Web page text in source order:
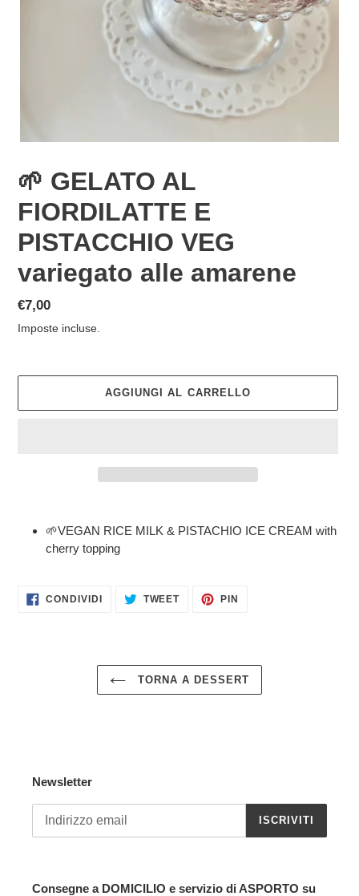
🌱 GELATO AL
FIORDILATTE E
PISTACCHIO VEG
variegato alle amarene
Prezzo
di
€7,00
Imposte incluse.
AGGIUNGI AL CARRELLO
prodotto
🌱VEGAN RICE MILK & PISTACHIO ICE CREAM with
cherry topping
CONDIVIDI CONDIVIDITWEETTWITTA
PIN
TORNA A DESSERT
Newsletter
ISCRIVITI
Consegne a DOMICILIO e servizio di ASPORTO su